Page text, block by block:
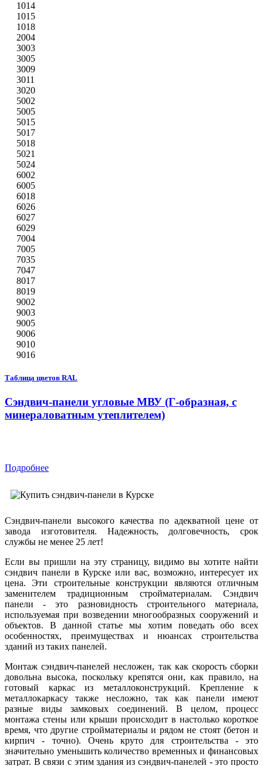
1014
1015
1018
2004
3003
3005
3009
3011
3020
5002
5005
5015
5017
5018
5021
5024
6002
6005
6018
6026
6027
6029
7004
7005
7035
7047
8017
8019
9002
9003
9005
9006
9010
9016
Таблица цветов RAL
Сэндвич-панели угловые МВУ (Г-образная, с
минераловатным утеплителем)
Подробнее
Сэндвич-панели высокого качества по адекватной цене от
завода изготовителя. Надежность, долговечность, срок
службы не менее 25 лет!
Если вы пришли на эту страницу, видимо вы хотите найти
сэндвич панели в Курске или вас, возможно, интересует их
цена. Эти строительные конструкции являются отличным
заменителем традиционным стройматериалам. Сэндвич
панели - это разновидность строительного материала,
используемая при возведении многообразных сооружений и
объектов. В данной статье мы хотим поведать обо всех
особенностях, преимуществах и нюансах строительства
зданий из таких панелей.
Монтаж сэндвич-панелей несложен, так как скорость сборки
довольна высока, поскольку крепятся они, как правило, на
готовый каркас из металлоконструкций. Крепление к
металлокаркасу также несложно, так как панели имеют
разные виды замковых соединений. В целом, процесс
монтажа стены или крыши происходит в настолько короткое
время, что другие стройматериалы и рядом не стоят (бетон и
кирпич - точно). Очень круто для строительства - это
значительно уменьшить количество временных и финансовых
затрат. В связи с этим здания из сэндвич-панелей - это просто